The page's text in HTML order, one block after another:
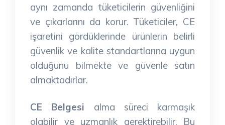
aynı zamanda tüketicilerin güvenliğini
ve çıkarlarını da korur. Tüketiciler, CE
işaretini gördüklerinde ürünlerin belirli
güvenlik ve kalite standartlarına uygun
olduğunu bilmekte ve güvenle satın
almaktadırlar.
CE Belgesi alma süreci karmaşık
olabilir ve uzmanlık gerektirebilir. Bu